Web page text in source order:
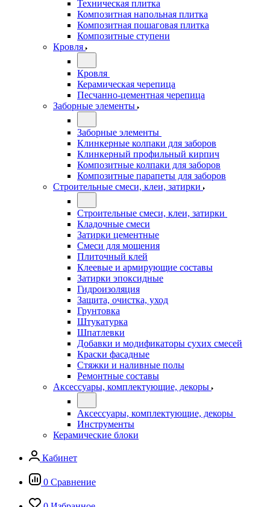
Техническая плитка
Композитная напольная плитка
Композитная пошаговая плитка
Композитные ступени
Кровля
Кровля
Керамическая черепица
Песчанно-цементная черепица
Заборные элементы
Заборные элементы
Клинкерные колпаки для заборов
Клинкерный профильный кирпич
Композитные колпаки для заборов
Композитные парапеты для заборов
Строительные смеси, клеи, затирки
Строительные смеси, клеи, затирки
Кладочные смеси
Затирки цементные
Смеси для мощения
Плиточный клей
Клеевые и армирующие составы
Затирки эпоксидные
Гидроизоляция
Защита, очистка, уход
Грунтовка
Штукатурка
Шпатлевки
Добавки и модификаторы сухих смесей
Краски фасадные
Стяжки и наливные полы
Ремонтные составы
Аксессуары, комплектующие, декоры
Аксессуары, комплектующие, декоры
Инструменты
Керамические блоки
Кабинет
0 Сравнение